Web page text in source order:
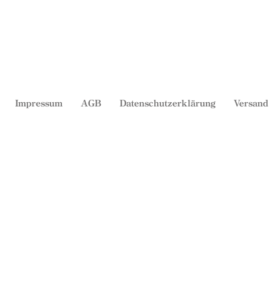
Impressum AGB Datenschutzerklärung Versand